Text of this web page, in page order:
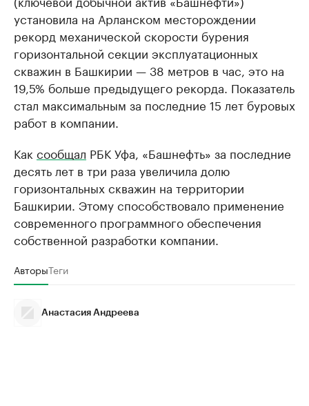
установила на Арланском месторождении
рекорд механической скорости бурения
горизонтальной секции эксплуатационных
скважин в Башкирии — 38 метров в час, это на
19,5% больше предыдущего рекорда. Показатель
стал максимальным за последние 15 лет буровых
работ в компании.
Как сообщал РБК Уфа, «Башнефть» за последние
десять лет в три раза увеличила долю
горизонтальных скважин на территории
Башкирии. Этому способствовало применение
современного программного обеспечения
собственной разработки компании.
АвторыТеги
Анастасия Андреева